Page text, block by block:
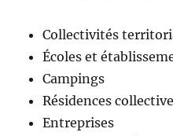
Collectivités
Écoles et
Campings
Résidences
Entreprises